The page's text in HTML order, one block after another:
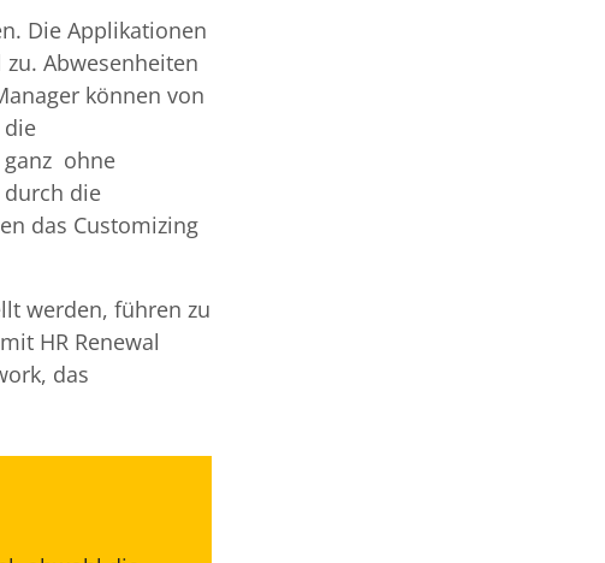
Die Applikationen
Abwesenheiten
können von
die
ganz ohne
durch die
das Customizing
werden, führen zu
HR Renewal
das